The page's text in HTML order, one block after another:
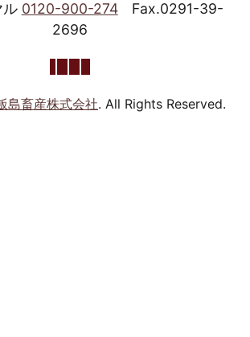
ル 0120-900-274
Fax.0291-39-
2696
島畜産株式会社. All Rights Reserved.